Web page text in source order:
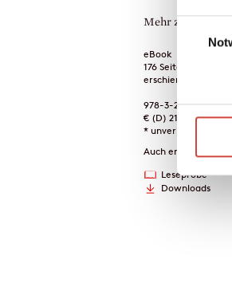
Mehr zum Inhalt
eBook
176 Seiten
erschienen am 26.
978-3-257-61467-1
€ (D) 21.99 / sFr
* unverb.
Auch erhältlich als
Leseprobe
Downloads